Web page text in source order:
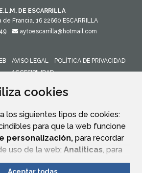
cookies
los siguientes tipos de cookies:
para que la web funcione
personalización, para recordar
uso de la web; Analíticas, para
de la web y sus servicios.
E.L.M. DE ESCARRILLA
Francia, 16 22660 ESCARRILLA
aytoescarrilla@hotmail.com
AVISO LEGAL
POLÍTICA DE PRIVACIDAD
ACCESIBILIDAD